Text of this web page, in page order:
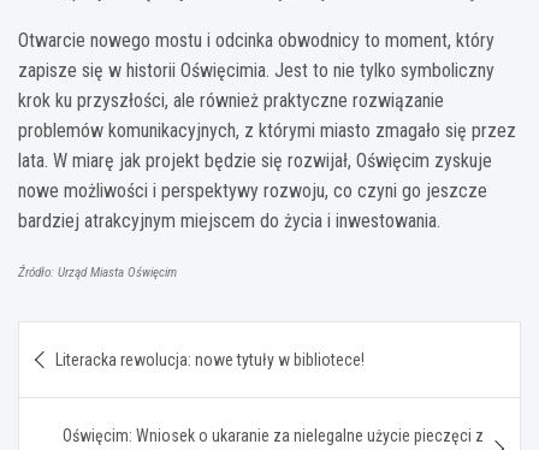
Otwarcie nowego mostu i odcinka obwodnicy to moment, który
zapisze się w historii Oświęcimia. Jest to nie tylko symboliczny
krok ku przyszłości, ale również praktyczne rozwiązanie
problemów komunikacyjnych, z którymi miasto zmagało się przez
lata. W miarę jak projekt będzie się rozwijał, Oświęcim zyskuje
nowe możliwości i perspektywy rozwoju, co czyni go jeszcze
bardziej atrakcyjnym miejscem do życia i inwestowania.
Źródło: Urząd Miasta Oświęcim
wpisu
Literacka rewolucja: nowe tytuły w bibliotece!
Oświęcim: Wniosek o ukaranie za nielegalne użycie pieczęci z